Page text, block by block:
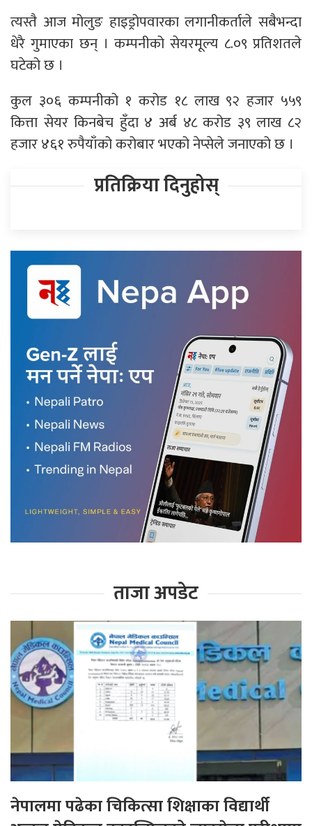
त्यस्तै आज मोलुङ हाइड्रोपवारका लगानीकर्ताले सबैभन्दा
धेरै गुमाएका छन् । कम्पनीको सेयरमूल्य ८.०९ प्रतिशतले
घटेको छ ।
कुल ३०६ कम्पनीको १ करोड १८ लाख ९२ हजार ५५९
कित्ता सेयर किनबेच हुँदा ४ अर्ब ४८ करोड ३९ लाख ८२
हजार ४६१ रुपैयाँको करोबार भएको नेप्सेले जनाएको छ ।
प्रतिक्रिया दिनुहोस्
ताजा अपडेट
नेपालमा पढेका चिकित्सा शिक्षाका विद्यार्थी